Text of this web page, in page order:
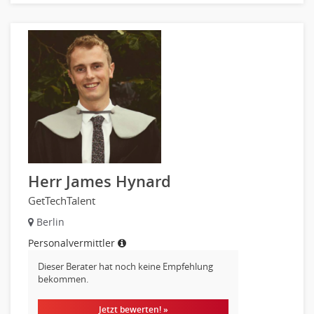
Qualitätssicherung, Qualitätsprüfung
SAP/ERP-Beratung, Entwicklung
Softwareentwicklung
Systemadministration, Netzwerkadministration
Training
Web-Entwicklung
Wirtschaftsinformatik
Biologie
Biotechnologie
Chemie
Geowissenschaften
Labor, Forschung
Pharmazie
Physik
Herr James Hynard
GetTechTalent
Berlin
Personalvermittler
Dieser Berater hat noch keine Empfehlung
bekommen.
Jetzt bewerten! »